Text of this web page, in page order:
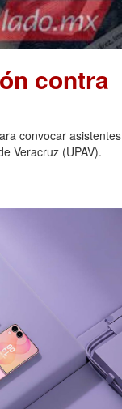
contra
convocar asistentes
Veracruz (UPAV).